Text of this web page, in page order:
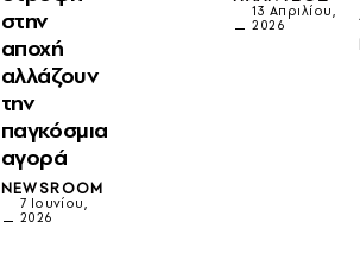
στην
αποχή
αλλάζουν
την
παγκόσμια
αγορά
NEWSROOM
7 Ιουνίου,
2026
13 Απριλίου,
2026